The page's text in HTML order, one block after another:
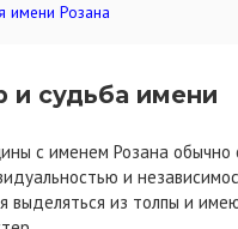
имени Розана
и судьба имени
с именем Розана обычно
и
выделяться из толпы и